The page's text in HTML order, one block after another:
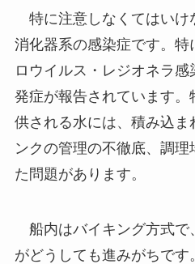
特に注意しなくてはいけ
消化器系の感染症です。特
ロウイルス・レジオネラ
発症が報告されています。
供される水には、積み込ま
ンクの管理の不徹底、調
た問題があります。
船内はバイキング方式で
がどうしても進みがちで